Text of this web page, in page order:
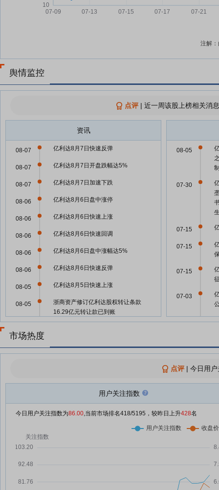
注解
舆情监控
点评| 近一周该股上榜相关消
资讯
亿利达8月7日快速反弹
08-07
亿利达8月7日开盘跌幅达5%
08-07
亿利达8月7日加速下跌
08-07
亿利达8月6日盘中涨停
08-06
亿利达8月6日快速上涨
08-06
亿利达8月6日快速回调
08-06
亿利达8月6日盘中涨幅达5%
08-06
亿利达8月6日快速反弹
08-06
亿利达8月5日快速上涨
08-05
浙商资产修订亿利达股权转让条款
16.29亿元转让款已到账
08-05
07-31
45股每笔成交量增长超50%
化债概念(AMC概念)概念上涨
07-30
07-30
07-30
07-30
08-05
07-30
07-15
07-15
07-15
07-03
05-16
05-15
05-15
04-25
市场热度
点评| 今日用
用户关注指数
今日用户关注指数为86.00,当前市场排名418/5195，较昨日上升428名